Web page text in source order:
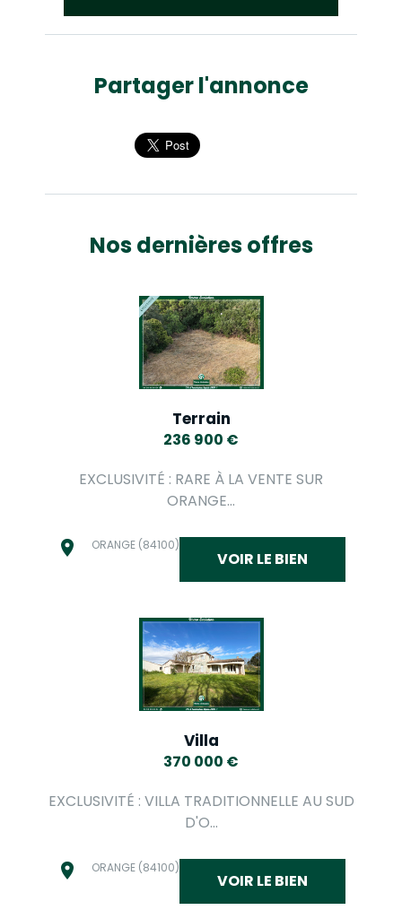
Partager l'annonce
Nos dernières offres
Terrain
236 900 €
EXCLUSIVITÉ : RARE À LA VENTE SUR
ORANGE...
ORANGE (84100)
VOIR LE BIEN
Villa
370 000 €
EXCLUSIVITÉ : VILLA TRADITIONNELLE AU SUD
D'O...
ORANGE (84100)
VOIR LE BIEN